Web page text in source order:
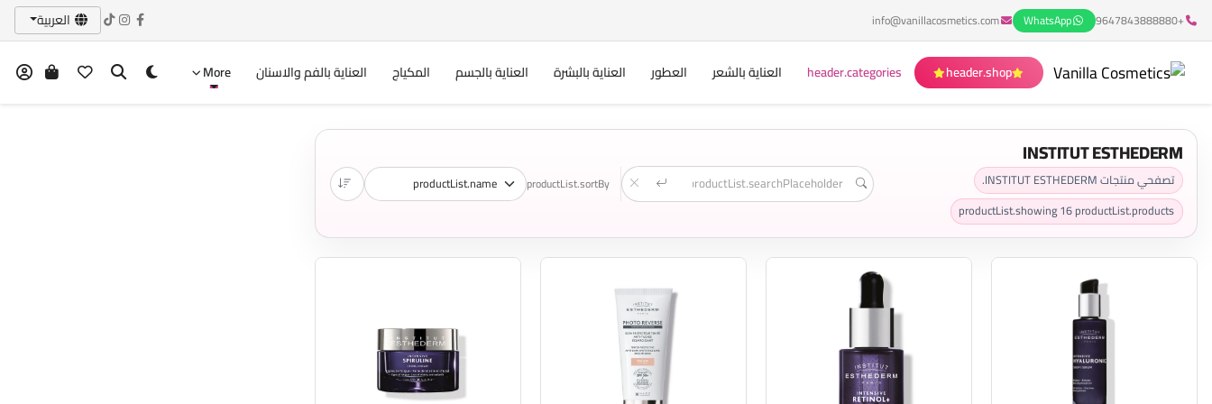
+9647843888880
WhatsApp
info@vanillacosmetics.com العربية
header.shop
header.categories العناية بالشعر العطور العناية بالبشرة العناية بالجسم المكياج العناية بالفم والاسنان More
INSTITUT ESTHEDERM
تصفحي منتجات INSTITUT ESTHEDERM.
productList.showing16productList.products
productList.sortBy